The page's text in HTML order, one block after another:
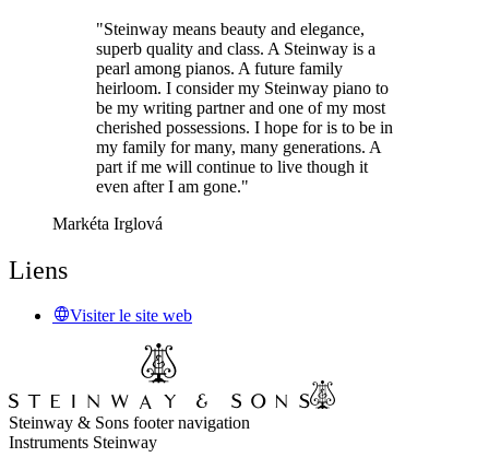
"Steinway means beauty and elegance,
superb quality and class. A Steinway is a
pearl among pianos. A future family
heirloom. I consider my Steinway piano to
be my writing partner and one of my most
cherished possessions. I hope for is to be in
my family for many, many generations. A
part if me will continue to live though it
even after I am gone."
Markéta Irglová
Liens
Visiter le site web
Steinway & Sons footer navigation
Instruments Steinway